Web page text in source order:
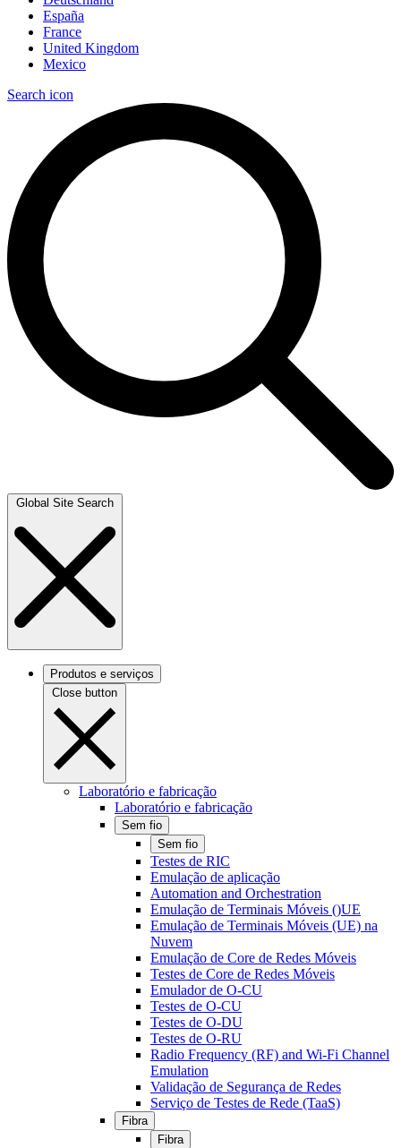
España
France
United Kingdom
Mexico
Search icon
Global Site Search
Produtos e serviços
Close button
Laboratório e fabricação
Laboratório e fabricação
Sem fio
Sem fio
Testes de RIC
Emulação de aplicação
Automation and Orchestration
Emulação de Terminais Móveis ()UE
Emulação de Terminais Móveis (UE) na
Nuvem
Emulação de Core de Redes Móveis
Testes de Core de Redes Móveis
Emulador de O-CU
Testes de O-CU
Testes de O-DU
Testes de O-RU
Radio Frequency (RF) and Wi-Fi Channel
Emulation
Validação de Segurança de Redes
Serviço de Testes de Rede (TaaS)
Fibra
Fibra